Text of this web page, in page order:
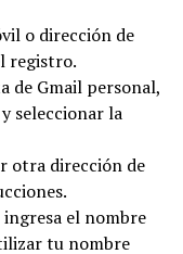
o dirección de
registro.
de Gmail personal,
seleccionar la
otra dirección de
ingresa el nombre
tu nombre